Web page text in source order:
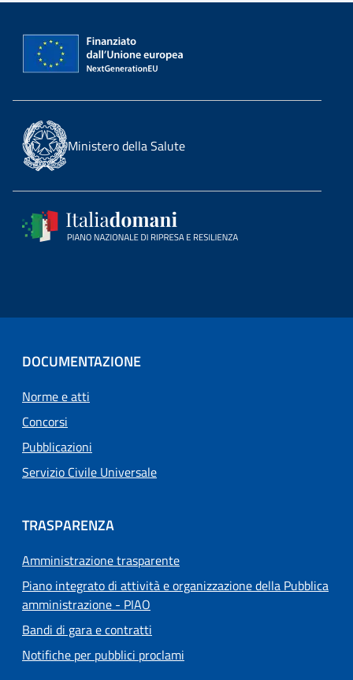
Ministero della Salute
DOCUMENTAZIONE
Norme e atti
Concorsi
Pubblicazioni
Servizio Civile Universale
TRASPARENZA
Amministrazione trasparente
Piano integrato di attività e organizzazione della Pubblica
amministrazione - PIAO
Bandi di gara e contratti
Notifiche per pubblici proclami